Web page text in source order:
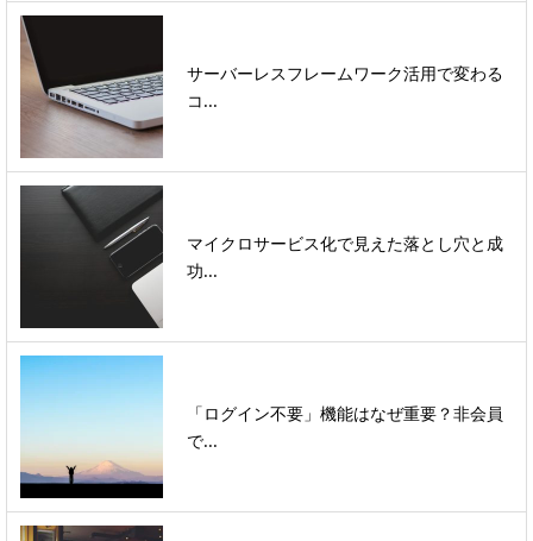
サーバーレスフレームワーク活用で変わる
コ...
マイクロサービス化で見えた落とし穴と成
功...
「ログイン不要」機能はなぜ重要？非会員
で...